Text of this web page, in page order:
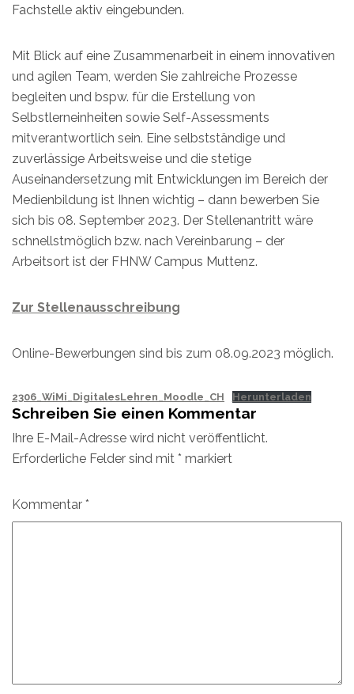
Fachstelle aktiv eingebunden.
Mit Blick auf eine Zusammenarbeit in einem innovativen
und agilen Team, werden Sie zahlreiche Prozesse
begleiten und bspw. für die Erstellung von
Selbstlerneinheiten sowie Self-Assessments
mitverantwortlich sein. Eine selbstständige und
zuverlässige Arbeitsweise und die stetige
Auseinandersetzung mit Entwicklungen im Bereich der
Medienbildung ist Ihnen wichtig – dann bewerben Sie
sich bis 08. September 2023. Der Stellenantritt wäre
schnellstmöglich bzw. nach Vereinbarung – der
Arbeitsort ist der FHNW Campus Muttenz.
Zur Stellenausschreibung
Online-Bewerbungen sind bis zum 08.09.2023 möglich.
2306_WiMi_DigitalesLehren_Moodle_CH Herunterladen
Schreiben Sie einen Kommentar
Ihre E-Mail-Adresse wird nicht veröffentlicht.
Erforderliche Felder sind mit * markiert
Kommentar *